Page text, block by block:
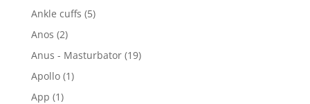
Ankle cuffs (5)
Anos (2)
Anus - Masturbator (19)
Apollo (1)
App (1)